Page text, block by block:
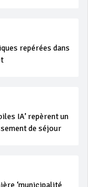
repérées dans
IA’ repèrent un
de séjour
‘municipalité